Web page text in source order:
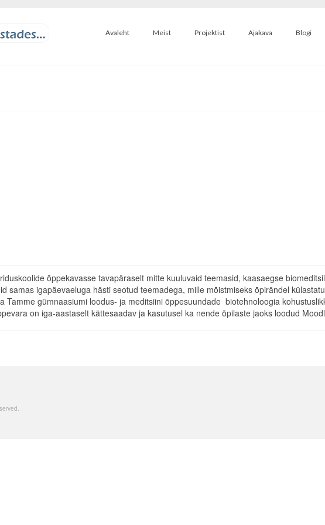
Avaleht Meist Projektist Ajakava Blogi
õppekavasse tavapäraselt mitte kuuluvaid teemasid, kaasaegse
samas igapäevaeluga hästi seotud teemadega, mille mõistmiseks õpirändel
Tamme gümnaasiumi loodus- ja meditsiini õppesuundade biotehnoloogia
on iga-aastaselt kättesaadav ja kasutusel ka nende õpilaste jaoks loodud